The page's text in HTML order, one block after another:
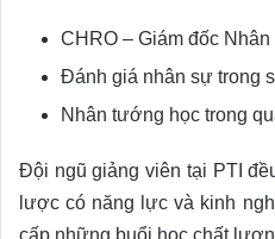
CHRO – Giám đốc
Đánh giá nhân sự trong
Nhân tướng học trong
Đội ngũ giảng viên tại PTI
lược có năng lực và kinh
cấp những buổi học chất